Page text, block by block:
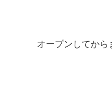
オープンしてから